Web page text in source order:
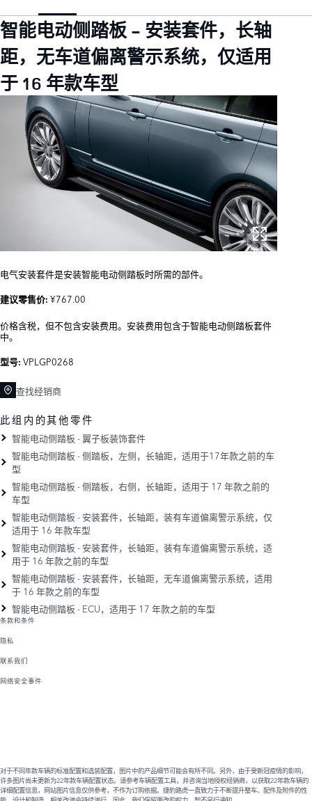
智能电动侧踏板 - 安装套件，长轴
距，无车道偏离警示系统，仅适用
于 16 年款车型
电气安装套件是安装智能电动侧踏板时所需的部件。
建议零售价: ¥767.00
价格含税，但不包含安装费用。安装费用包含于智能电动侧踏板套件
中。
型号: VPLGP0268
查找经销商
此组内的其他零件
智能电动侧踏板 - 翼子板装饰套件
智能电动侧踏板 - 侧踏板，左侧，长轴距，适用于17年款之前的车
型
智能电动侧踏板 - 侧踏板，右侧，长轴距，适用于 17 年款之前的
车型
智能电动侧踏板 - 安装套件，长轴距，装有车道偏离警示系统，仅
适用于 16 年款车型
智能电动侧踏板 - 安装套件，长轴距，装有车道偏离警示系统，适
用于 16 年款之前的车型
智能电动侧踏板 - 安装套件，长轴距，无车道偏离警示系统，适用
于 16 年款之前的车型
智能电动侧踏板 - ECU，适用于 17 年款之前的车型
条款和条件
隐私
联系我们
网络安全事件
对于不同年款车辆的标准配置和选装配置，图片中的产品细节可能会有所不同。另外，由于受新冠疫情的影响，
许多图片尚未更新为22年款车辆配置状态。请参考车辆配置工具，并咨询当地授权经销商，以获取22年款车辆的
详细配置信息，网站图片信息仅供参考，不作为订购依据。捷豹路虎一直致力于不断提升整车、配件及附件的性